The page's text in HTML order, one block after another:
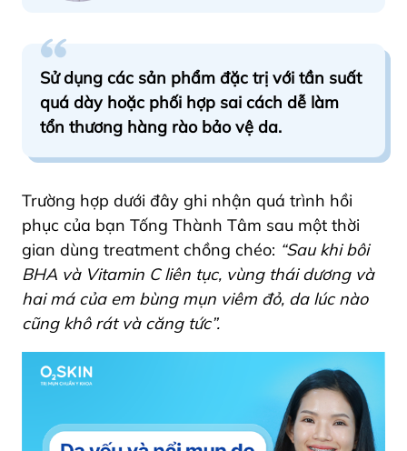
Sử dụng các sản phẩm đặc trị với tần suất
quá dày hoặc phối hợp sai cách dễ làm
tổn thương hàng rào bảo vệ da.
Trường hợp dưới đây ghi nhận quá trình hồi
phục của bạn Tống Thành Tâm sau một thời
gian dùng treatment chồng chéo: “Sau khi bôi
BHA và Vitamin C liên tục, vùng thái dương và
hai má của em bùng mụn viêm đỏ, da lúc nào
cũng khô rát và căng tức”.